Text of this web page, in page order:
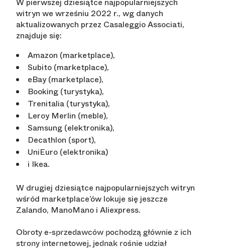
witryn we wrześniu 2022 r., wg danych
aktualizowanych przez Casaleggio Associati,
znajduje się:
Amazon (marketplace),
Subito (marketplace),
eBay (marketplace),
Booking (turystyka),
Trenitalia (turystyka),
Leroy Merlin (meble),
Samsung (elektronika),
Decathlon (sport),
UniEuro (elektronika)
i Ikea.
W drugiej dziesiątce najpopularniejszych witryn
wśród marketplace’ów lokuje się jeszcze
Zalando, ManoMano i Aliexpress.
Obroty e-sprzedawców pochodzą głównie z ich
strony internetowej, jednak rośnie udział